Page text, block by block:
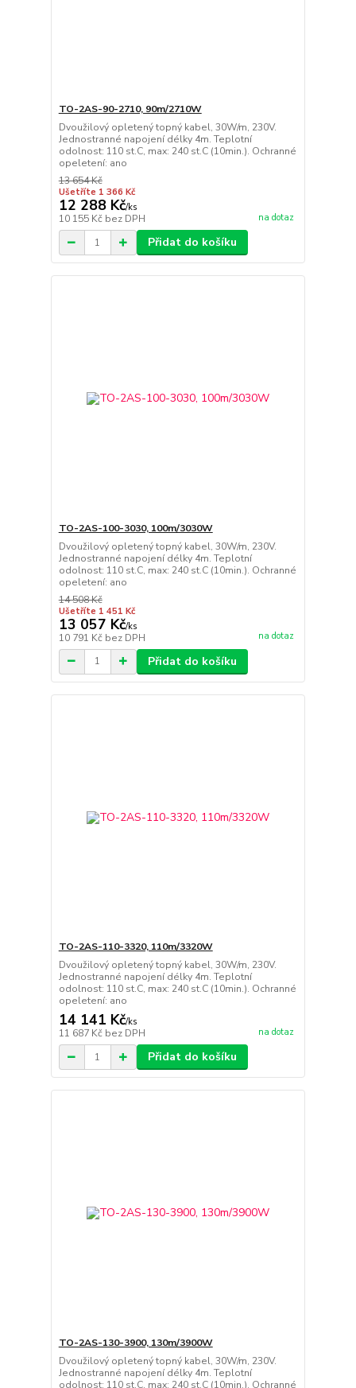
TO-2AS-90-2710, 90m/2710W
Dvoužilový opletený topný kabel, 30W/m, 230V.
Jednostranné napojení délky 4m. Teplotní
odolnost: 110 st.C, max: 240 st.C (10min.). Ochranné
opeletení: ano
13 654 Kč
Ušetříte 1 366 Kč
12 288 Kč/ks
10 155 Kč bez DPH na dotaz
Přidat do košíku
TO-2AS-100-3030, 100m/3030W
Dvoužilový opletený topný kabel, 30W/m, 230V.
Jednostranné napojení délky 4m. Teplotní
odolnost: 110 st.C, max: 240 st.C (10min.). Ochranné
opeletení: ano
14 508 Kč
Ušetříte 1 451 Kč
13 057 Kč/ks
10 791 Kč bez DPH na dotaz
Přidat do košíku
TO-2AS-110-3320, 110m/3320W
Dvoužilový opletený topný kabel, 30W/m, 230V.
Jednostranné napojení délky 4m. Teplotní
odolnost: 110 st.C, max: 240 st.C (10min.). Ochranné
opeletení: ano
14 141 Kč/ks
11 687 Kč bez DPH na dotaz
Přidat do košíku
TO-2AS-130-3900, 130m/3900W
Dvoužilový opletený topný kabel, 30W/m, 230V.
Jednostranné napojení délky 4m. Teplotní
odolnost: 110 st.C, max: 240 st.C (10min.). Ochranné